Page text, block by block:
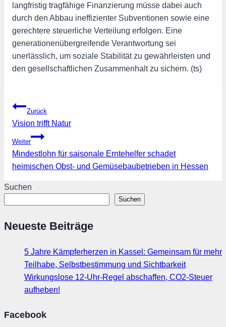
langfristig tragfähige Finanzierung müsse dabei auch
durch den Abbau ineffizienter Subventionen sowie eine
gerechtere steuerliche Verteilung erfolgen. Eine
generationenübergreifende Verantwortung sei
unerlässlich, um soziale Stabilität zu gewährleisten und
den gesellschaftlichen Zusammenhalt zu sichern. (ts)
Beitragsnavigation
Zurück
Vision trifft Natur
Weiter
Mindestlohn für saisonale Erntehelfer schadet
heimischen Obst- und Gemüsebaubetrieben in Hessen
Suchen
Suchen
Neueste Beiträge
5 Jahre Kämpferherzen in Kassel: Gemeinsam für mehr
Teilhabe, Selbstbestimmung und Sichtbarkeit
Wirkungslose 12-Uhr-Regel abschaffen, CO2-Steuer
aufheben!
Facebook